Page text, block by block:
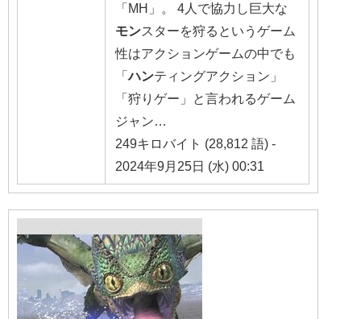
「MH」。 4人で協力し巨大な
モンスターを狩るというゲーム
性はアクションゲームの中でも
「 ハンティングアクション」
「狩りゲー」と言われるゲーム
ジャン…
249キロバイト (28,812 語) -
2024年9月25日 (水) 00:31